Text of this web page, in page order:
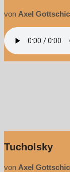
von Axel
Tucholsky
von Axel